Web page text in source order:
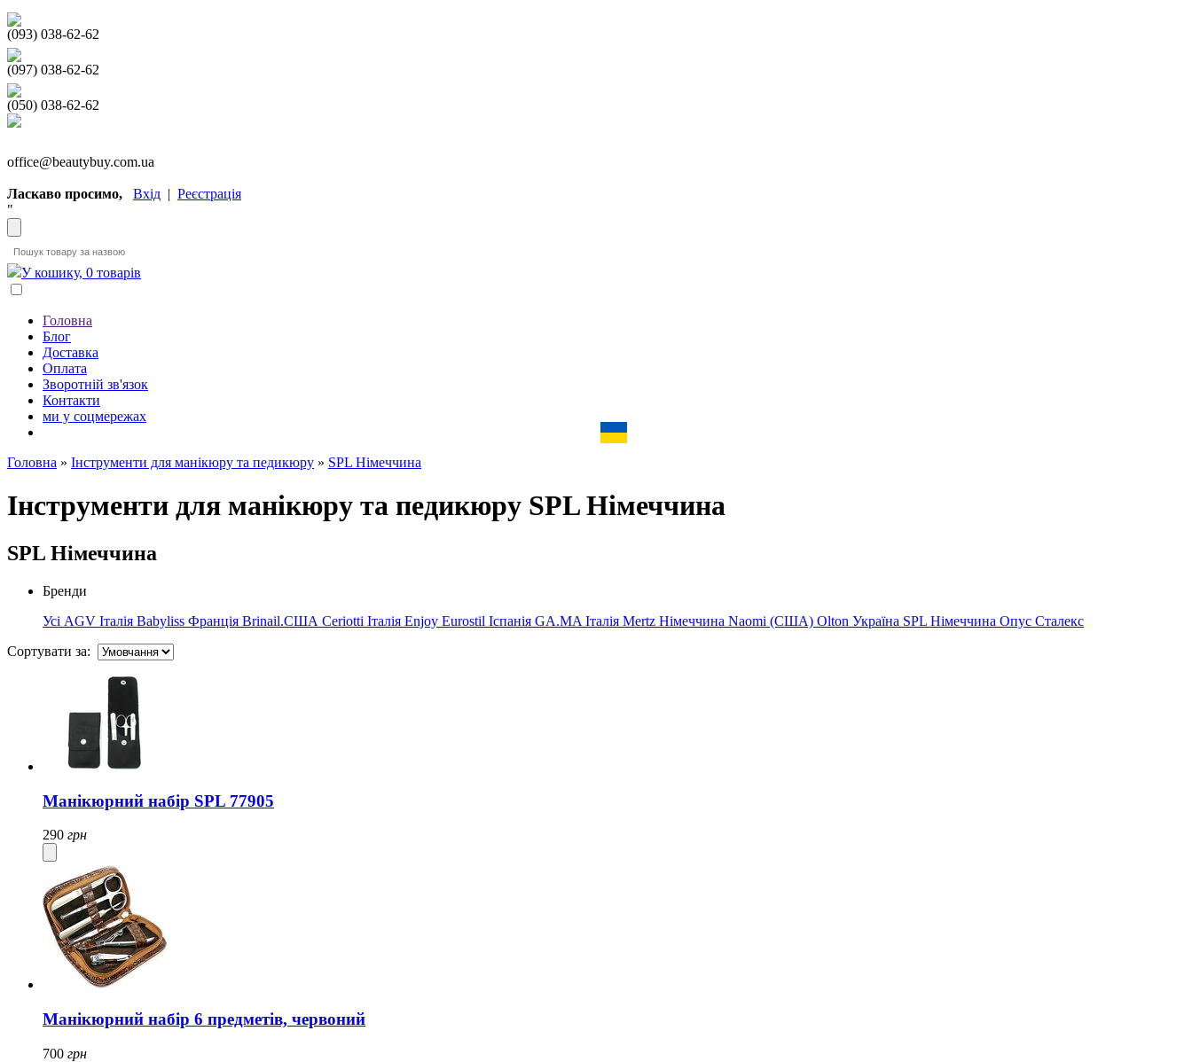
(093) 038-62-62
(097) 038-62-62
(050) 038-62-62
office@beautybuy.com.ua
Ласкаво просимо, Вхід | Реєстрація
"
У кошику, 0 товарів
Головна
Блог
Доставка
Оплата
Зворотній зв'язок
Контакти
ми у соцмережах
Головна » Інструменти для манікюру та педикюру » SPL Німеччина
Інструменти для манікюру та педикюру SPL Німеччина
SPL Німеччина
Бренди
Усі AGV Італія Babyliss Франція Brinail.США Ceriotti Італія Enjoy Eurostil Іспанія GA.MA Італія Mertz Німеччина Naomi (США) Olton Україна SPL Німеччина Опус Сталекс
Сортувати за:
Манікюрний набір SPL 77905
290 грн
Манікюрний набір 6 предметів, червоний
700 грн